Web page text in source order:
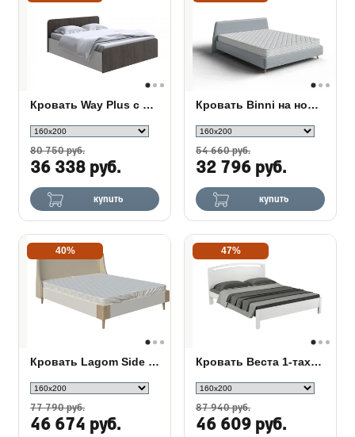
Кровать Way Plus с подъёмным механизмом
80 750 руб.
36 338 руб.
купить
Кровать Binni на ножках
54 660 руб.
32 796 руб.
купить
40%
Кровать Lagom Side Chips
77 790 руб.
46 674 руб.
47%
Кровать Веста 1-тахта-R сосна
87 940 руб.
46 609 руб.